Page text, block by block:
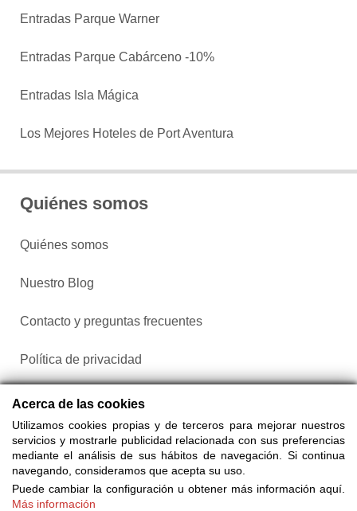
Entradas Parque Warner
Entradas Parque Cabárceno -10%
Entradas Isla Mágica
Los Mejores Hoteles de Port Aventura
Quiénes somos
Quiénes somos
Nuestro Blog
Contacto y preguntas frecuentes
Política de privacidad
Configurar cookies
Acerca de las cookies
Utilizamos cookies propias y de terceros para mejorar nuestros
servicios y mostrarle publicidad relacionada con sus preferencias
mediante el análisis de sus hábitos de navegación. Si continua
navegando, consideramos que acepta su uso.
Puede cambiar la configuración u obtener más información aquí.
Más información